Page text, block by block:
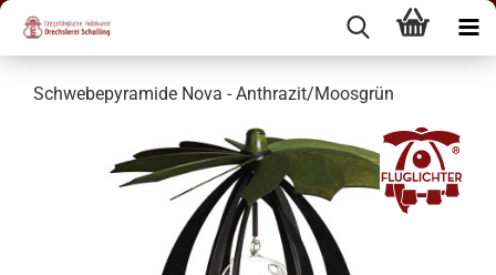
Schwebepyramide Nova - Anthrazit/Moosgrün